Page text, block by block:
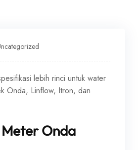
lebih rinci untuk water
Onda, Linflow, Itron, dan
Onda